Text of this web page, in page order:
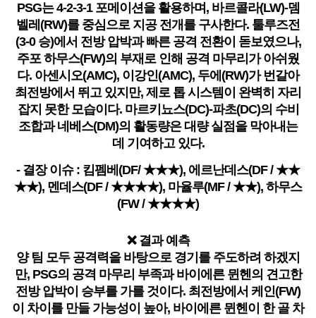
PSG는 4-2-3-1 포메이션을 활용하며, 바르콜라(LW)-뎀
벨레(RW)를 중심으로 지공 전개를 구사한다. 툴루즈전
(3-0 승)에서 전방 압박과 빠른 공격 전환이 돋보였으나,
주포 하무스(FW)의 부재로 인해 공격 마무리가 아쉬웠
다. 아센시오(AMC), 이강인(AMC), 두에(RW)가 번갈아
최전방에서 뛰고 있지만, 제로 톱 시스템이 완벽히 자리
잡지 못한 모습이다. 마르키뇨스(DC)-파초(DC)의 수비
조합과 네베스(DM)의 활동량은 대량 실점을 막아내는
데 기여하고 있다.
- 결장 이슈 : 킴펨베(DF/ ★★★), 에르난데스(DF / ★★
★★), 멘데스(DF / ★★★★), 마율루(MF / ★★), 하무스
(FW / ★★★★)
❌ 결과 예측
양 팀 모두 공격력을 바탕으로 경기를 주도하려 하겠지
만, PSG의 공격 마무리 부족과 바이에른 뮌헨의 견고한
전방 압박이 승부를 가를 것이다. 최전방에서 케인(FW)
이 차이를 만들 가능성이 높아, 바이에른 뮌헨이 한 골 차